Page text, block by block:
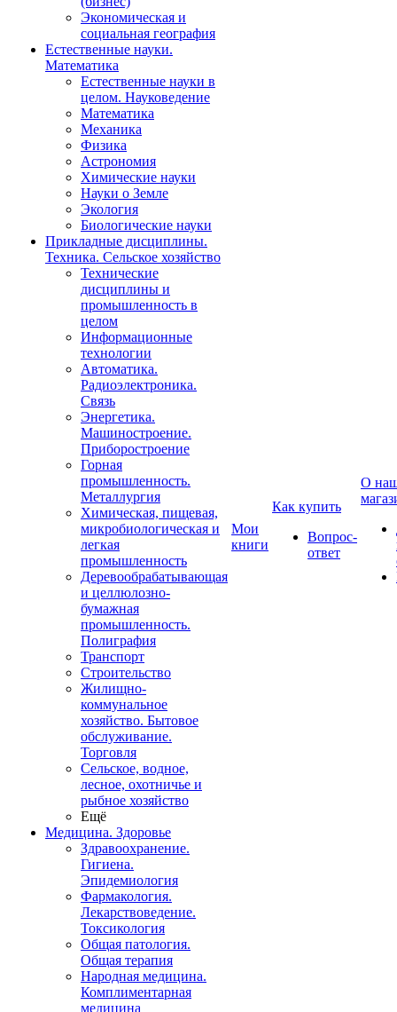
Экономическая и
социальная география
Естественные науки.
Математика
Естественные науки в
целом. Науковедение
Математика
Механика
Физика
Астрономия
Химические науки
Науки о Земле
Экология
Биологические науки
Прикладные дисциплины.
Техника. Сельское хозяйство
Технические
дисциплины и
промышленность в
целом
Информационные
технологии
Автоматика.
Радиоэлектроника.
Связь
Энергетика.
Машиностроение.
Приборостроение
Горная
промышленность.
Металлургия
Химическая, пищевая,
микробиологическая и
легкая
промышленность
Деревообрабатывающая
и целлюлозно-
бумажная
промышленность.
Полиграфия
Транспорт
Строительство
Жилищно-
коммунальное
хозяйство. Бытовое
обслуживание.
Торговля
Сельское, водное,
лесное, охотничье и
рыбное хозяйство
Ещё
Медицина. Здоровье
Здравоохранение.
Гигиена.
Эпидемиология
Фармакология.
Лекарствоведение.
Токсикология
Общая патология.
Общая терапия
Народная медицина.
Комплиментарная
медицина
Мои
книги
Как купить
Вопрос-
ответ
О